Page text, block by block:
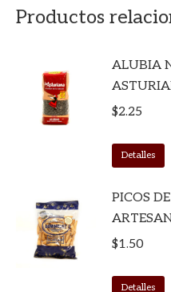
Productos
ALUBIA
$2.25
Detalles
PICOS
$1.50
Detalles